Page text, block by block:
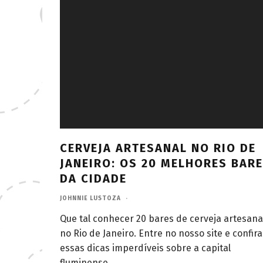
CERVEJA ARTESANAL NO RIO DE
JANEIRO: OS 20 MELHORES
DA CIDADE
JOHNNIE LUSTOZA ·
Que tal conhecer 20 bares de cerveja
no Rio de Janeiro. Entre no nosso site e confira
essas dicas imperdíveis sobre a capital